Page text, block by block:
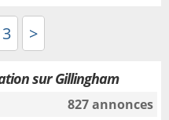
3 >
sur Gillingham
827 annonces